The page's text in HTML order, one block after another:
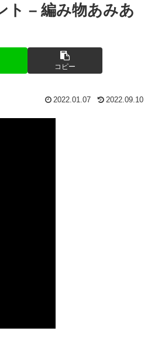
ト – 編み物あみあ
コピー
2022.01.07 2022.09.10